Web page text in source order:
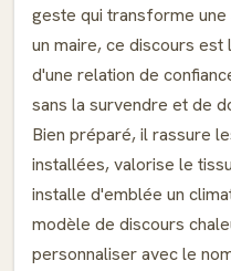
geste qui transforme
un maire, ce discours
d'une relation de
sans la survendre et de
Bien préparé, il rassure
installées, valorise le
installe d'emblée un
modèle de discours
personnaliser avec le